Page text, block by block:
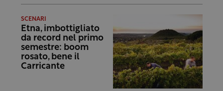
SCENARI
Etna, imbottigliato
da record nel primo
semestre: boom
rosato, bene il
Carricante